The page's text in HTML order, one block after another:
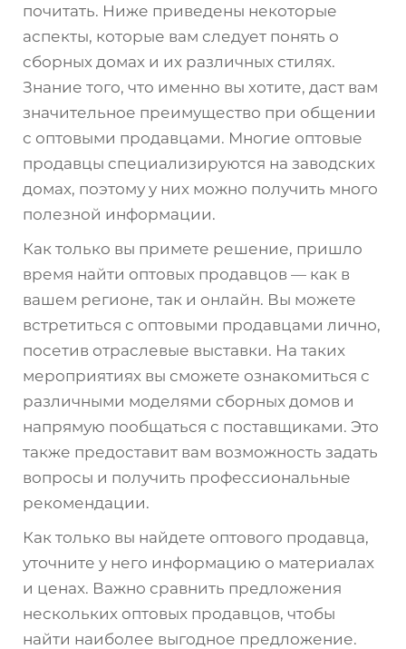
почитать. Ниже приведены некоторые
аспекты, которые вам следует понять о
сборных домах и их различных стилях.
Знание того, что именно вы хотите, даст вам
значительное преимущество при общении
с оптовыми продавцами. Многие оптовые
продавцы специализируются на заводских
домах, поэтому у них можно получить много
полезной информации.
Как только вы примете решение, пришло
время найти оптовых продавцов — как в
вашем регионе, так и онлайн. Вы можете
встретиться с оптовыми продавцами лично,
посетив отраслевые выставки. На таких
мероприятиях вы сможете ознакомиться с
различными моделями сборных домов и
напрямую пообщаться с поставщиками. Это
также предоставит вам возможность задать
вопросы и получить профессиональные
рекомендации.
Как только вы найдете оптового продавца,
уточните у него информацию о материалах
и ценах. Важно сравнить предложения
нескольких оптовых продавцов, чтобы
найти наиболее выгодное предложение.